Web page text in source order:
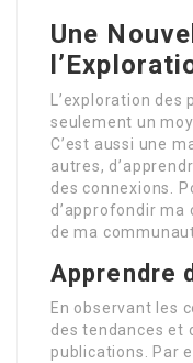
Une
L’exploration
seulement un
C’est aussi une
autres,
des connexions.
d’approfondir ma
de ma
Apprendre
En observant les
des tendances et
publications. Par